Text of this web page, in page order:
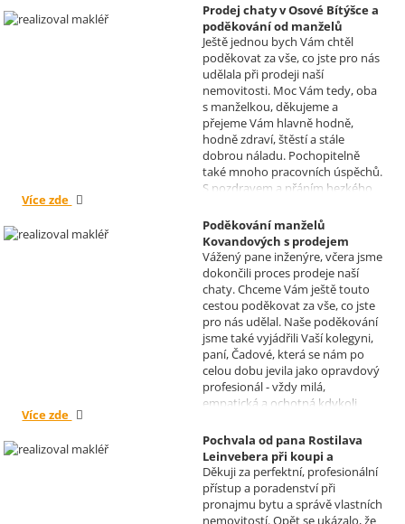
Prodej chaty v Osové Bítýšce a
poděkování od manželů
Kovandových
Realizoval makléř: Sylva
Čadová
Ještě jednou bych Vám chtěl
poděkovat za vše, co jste pro nás
udělala při prodeji naší
nemovitosti. Moc Vám tedy, oba
s manželkou, děkujeme a
přejeme Vám hlavně hodně,
hodně zdraví, štěstí a stále
dobrou náladu. Pochopitelně
také mnoho pracovních úspěchů.
S pozdravem a přáním hezkého
Více zde
Poděkování manželů
Kovandových s prodejem
chaty v Osové Bítýšce
Realizoval makléř: David
Vašíček
Vážený pane inženýre, včera jsme
dokončili proces prodeje naší
chaty. Chceme Vám ještě touto
cestou poděkovat za vše, co jste
pro nás udělal. Naše poděkování
jsme také vyjádřili Vaší kolegyni,
paní, Čadové, která se nám po
celou dobu jevila jako opravdový
profesionál - vždy milá,
empatická a ochotná kdykoli
problému. Vaše společnost i Vy v
nás získáváte opravdu spokojené
klienty, kteří budou vaše služby
vždy doporučovat každému, kdo
je potřebuje. Věřím, že se na Vás
budeme moci obrátit i v případě
Více zde
Pochvala od pana Rostilava
Leinvebera při koupi a
následném pronájmu
investiční nemovitosti
Realizoval makléř: David
Děkuji za perfektní, profesionální
přístup a poradenství při
pronajmu bytu a správě vlastních
nemovitostí. Opět se ukázalo, že